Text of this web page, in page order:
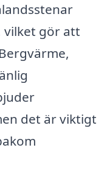
vilket gör att
det är viktigt